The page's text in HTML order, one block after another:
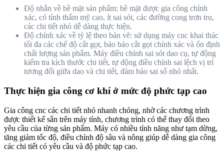
Độ nhẵn về bề mặt sản phẩm: bề mặt được gia công chính
xác, có tính thẩm mỹ cao, ít sai sót, các đường cong trơn tru,
các chi tiết nhỏ dễ dàng thực hiện.
Độ chính xác về tỷ lệ theo bản vẽ: sử dụng máy cnc khai thác
tối đa các chế độ cắt gọt, bảo bảo cắt gọt chính xác và ổn định
chất lượng sản phẩm. Máy điều chỉnh sai sót dao cụ, tự động
kiểm tra kích thước chi tiết, tự động điều chỉnh sai lệch vị trí
tương đối giữa dao và chi tiết, đảm bảo sai số nhỏ nhất.
Thực hiện gia công cơ khí ở mức độ phức tạp cao
Gia công cnc các chi tiết nhỏ nhanh chóng, nhờ các chương trình
được thiết kế sẵn trên máy tính, chương trình có thể thay đổi theo
yêu cầu của từng sản phẩm. Máy có nhiều tính năng như tạm dừng,
tăng giảm tốc độ, điều chỉnh độ sâu và nông giúp dễ dàng gia công
các chi tiết có yêu cầu và độ phức tạp cao.